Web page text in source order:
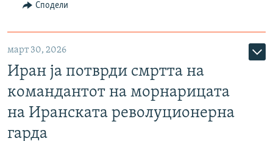
Сподели
март 30, 2026
Иран ја потврди смртта на
командантот на морнарицата
на Иранската револуционерна
гарда